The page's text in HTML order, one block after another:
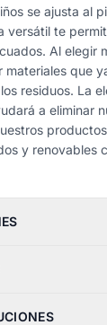
se ajusta al
versátil te
Al elegir
materiales que
residuos. La
a eliminar
y renovables